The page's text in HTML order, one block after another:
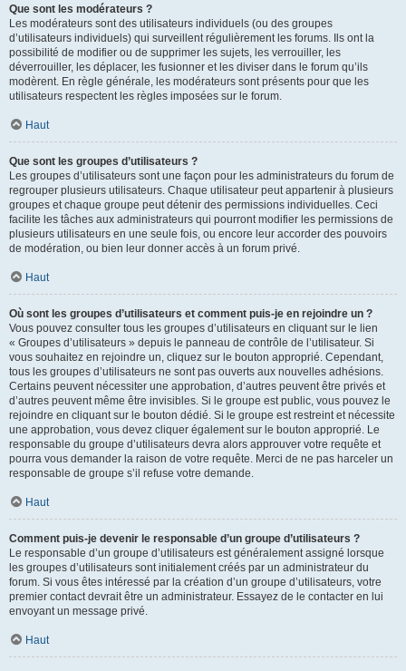
Que sont les modérateurs ?
Les modérateurs sont des utilisateurs individuels (ou des groupes
d’utilisateurs individuels) qui surveillent régulièrement les forums. Ils ont la
possibilité de modifier ou de supprimer les sujets, les verrouiller, les
déverrouiller, les déplacer, les fusionner et les diviser dans le forum qu’ils
modèrent. En règle générale, les modérateurs sont présents pour que les
utilisateurs respectent les règles imposées sur le forum.
Haut
Que sont les groupes d’utilisateurs ?
Les groupes d’utilisateurs sont une façon pour les administrateurs du forum de
regrouper plusieurs utilisateurs. Chaque utilisateur peut appartenir à plusieurs
groupes et chaque groupe peut détenir des permissions individuelles. Ceci
facilite les tâches aux administrateurs qui pourront modifier les permissions de
plusieurs utilisateurs en une seule fois, ou encore leur accorder des pouvoirs
de modération, ou bien leur donner accès à un forum privé.
Haut
Où sont les groupes d’utilisateurs et comment puis-je en rejoindre un ?
Vous pouvez consulter tous les groupes d’utilisateurs en cliquant sur le lien
« Groupes d’utilisateurs » depuis le panneau de contrôle de l’utilisateur. Si
vous souhaitez en rejoindre un, cliquez sur le bouton approprié. Cependant,
tous les groupes d’utilisateurs ne sont pas ouverts aux nouvelles adhésions.
Certains peuvent nécessiter une approbation, d’autres peuvent être privés et
d’autres peuvent même être invisibles. Si le groupe est public, vous pouvez le
rejoindre en cliquant sur le bouton dédié. Si le groupe est restreint et nécessite
une approbation, vous devez cliquer également sur le bouton approprié. Le
responsable du groupe d’utilisateurs devra alors approuver votre requête et
pourra vous demander la raison de votre requête. Merci de ne pas harceler un
responsable de groupe s’il refuse votre demande.
Haut
Comment puis-je devenir le responsable d’un groupe d’utilisateurs ?
Le responsable d’un groupe d’utilisateurs est généralement assigné lorsque
les groupes d’utilisateurs sont initialement créés par un administrateur du
forum. Si vous êtes intéressé par la création d’un groupe d’utilisateurs, votre
premier contact devrait être un administrateur. Essayez de le contacter en lui
envoyant un message privé.
Haut